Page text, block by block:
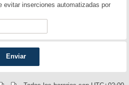
evitar inserciones automatizadas por